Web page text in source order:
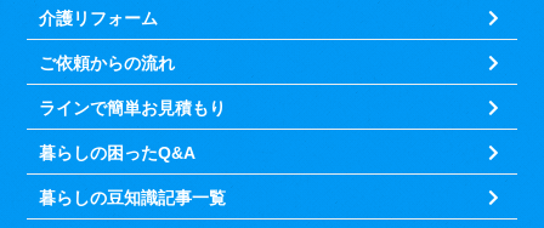
介護リフォーム
ご依頼からの流れ
ラインで簡単お見積もり
暮らしの困ったQ&A
暮らしの豆知識記事一覧